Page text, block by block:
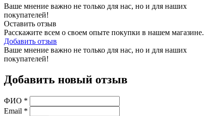
Ваше мнение важно не только для нас, но и для наших
покупателей!
Оставить отзыв
Расскажите всем о своем опыте покупки в нашем магазине.
Добавить отзыв
Ваше мнение важно не только для нас, но и для наших
покупателей!
Добавить новый отзыв
ФИО *
Email *